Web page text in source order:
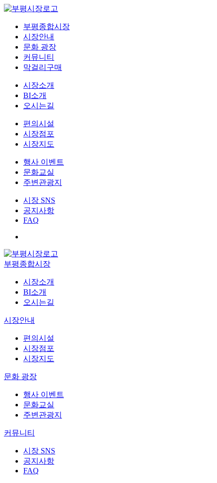
부평종합시장
시장안내
문화 광장
커뮤니티
막걸리구매
시장소개
BI소개
오시는길
편의시설
시장점포
시장지도
행사 이벤트
문화교실
주변관광지
시장 SNS
공지사항
FAQ
부평종합시장
시장소개
BI소개
오시는길
시장안내
편의시설
시장점포
시장지도
문화 광장
행사 이벤트
문화교실
주변관광지
커뮤니티
시장 SNS
공지사항
FAQ